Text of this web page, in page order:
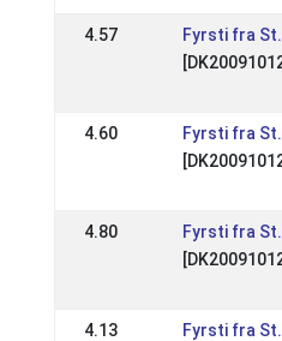
4.57
Fyrsti fra
4.60
Fyrsti fra
4.80
Fyrsti fra
4.13
Fyrsti fra